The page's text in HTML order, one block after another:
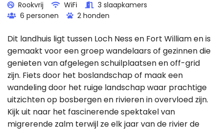
Rookvrij WiFi
3 slaapkamers
6 personen
2 honden
Dit landhuis ligt tussen Loch Ness en Fort William en is
gemaakt voor een groep wandelaars of gezinnen die
genieten van afgelegen schuilplaatsen en off-grid
zijn. Fiets door het boslandschap of maak een
wandeling door het ruige landschap waar prachtige
uitzichten op bosbergen en rivieren in overvloed zijn.
Kijk uit naar het fascinerende spektakel van
migrerende zalm terwijl ze elk jaar van de rivier de